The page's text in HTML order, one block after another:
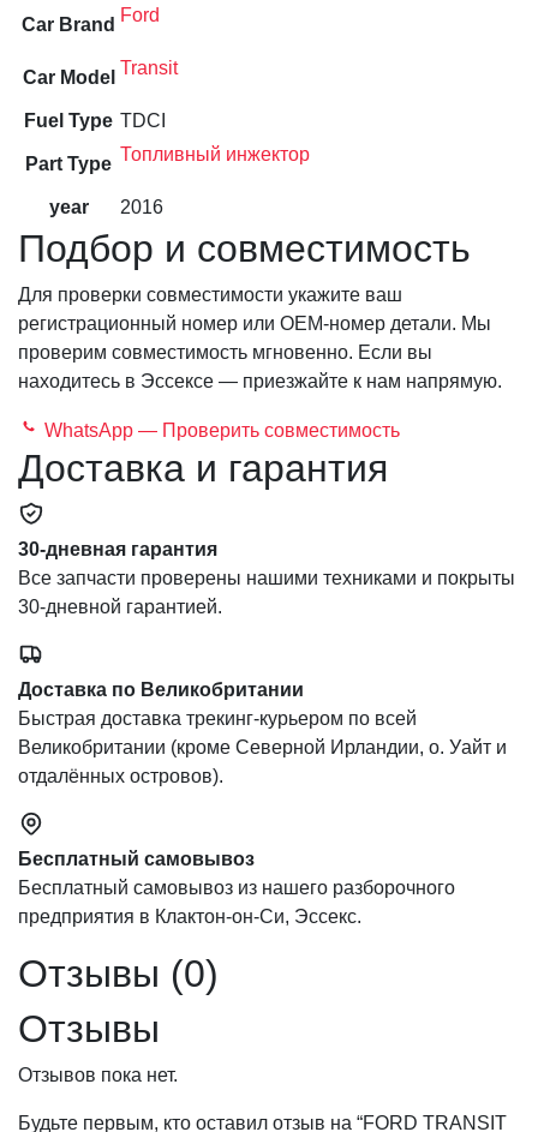
Car Brand Ford
Car Model Transit
Fuel Type TDCI
Part Type Топливный инжектор
year 2016
Подбор и совместимость
Для проверки совместимости укажите ваш
регистрационный номер или OEM-номер детали. Мы
проверим совместимость мгновенно. Если вы
находитесь в Эссексе — приезжайте к нам напрямую.
WhatsApp — Проверить совместимость
Доставка и гарантия
30-дневная гарантия
Все запчасти проверены нашими техниками и покрыты
30-дневной гарантией.
Доставка по Великобритании
Быстрая доставка трекинг-курьером по всей
Великобритании (кроме Северной Ирландии, о. Уайт и
отдалённых островов).
Бесплатный самовывоз
Бесплатный самовывоз из нашего разборочного
предприятия в Клактон-он-Си, Эссекс.
Отзывы (0)
Отзывы
Отзывов пока нет.
Будьте первым, кто оставил отзыв на “FORD TRANSIT